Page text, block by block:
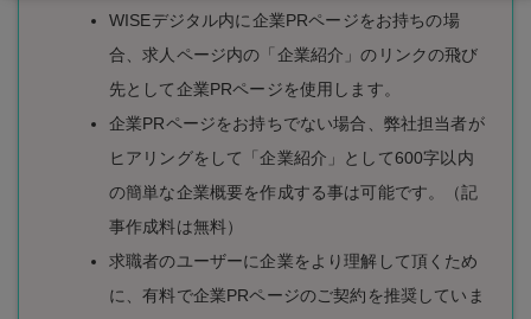
WISEデジタル内に企業PRページをお持ちの場
合、求人ページ内の「企業紹介」のリンクの飛び
先として企業PRページを使用します。
企業PRページをお持ちでない場合、弊社担当者が
ヒアリングをして「企業紹介」として600字以内
の簡単な企業概要を作成する事は可能です。（記
事作成料は無料）
求職者のユーザーに企業をより理解して頂くため
に、有料で企業PRページのご契約を推奨していま